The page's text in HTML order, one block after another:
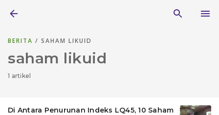
BERITA / SAHAM LIKUID
saham likuid
1 artikel
Di Antara Penurunan Indeks LQ45, 10 Saham